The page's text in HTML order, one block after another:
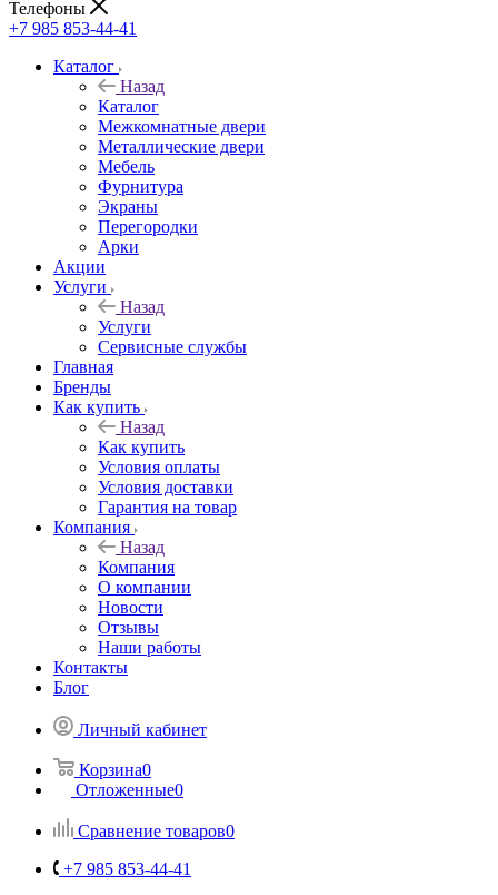
Телефоны
+7 985 853-44-41
Каталог
Назад
Каталог
Межкомнатные двери
Металлические двери
Мебель
Фурнитура
Экраны
Перегородки
Арки
Акции
Услуги
Назад
Услуги
Сервисные службы
Главная
Бренды
Как купить
Назад
Как купить
Условия оплаты
Условия доставки
Гарантия на товар
Компания
Назад
Компания
О компании
Новости
Отзывы
Наши работы
Контакты
Блог
Личный кабинет
Корзина0
Отложенные0
Сравнение товаров0
+7 985 853-44-41